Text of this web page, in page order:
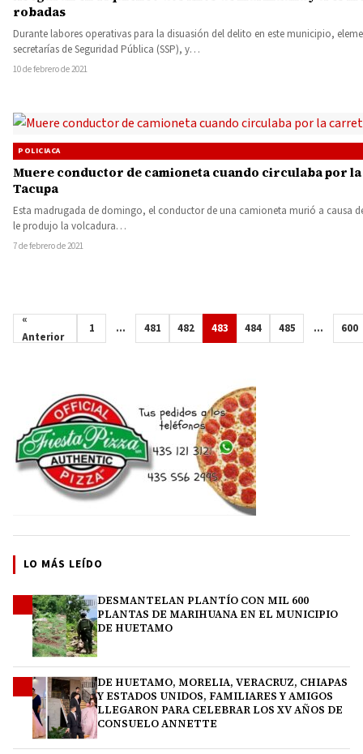
robadas
Durante labores operativas para la disuasión del delito en este municipio,
secretarías de Seguridad Pública (SSP), y…
10 de febrero de 2021
POLICIACA
Muere conductor de camioneta cuando circulaba por
Tacupa
Esta madrugada de domingo, el conductor de una camioneta murió a causa
le produjo la volcadura…
7 de febrero de 2021
«
Anterior
1 … 481 482 483 484 485 … 600
LO MÁS LEÍDO
DESMANTELAN PLANTÍO CON MIL 600
PLANTAS DE MARIHUANA EN EL MUNICIPIO
DE HUETAMO
DE HUETAMO, MORELIA, VERACRUZ, CHIAPAS
Y ESTADOS UNIDOS, FAMILIARES Y AMIGOS
LLEGARON PARA CELEBRAR LOS XV AÑOS DE
CONSUELO ANNETTE